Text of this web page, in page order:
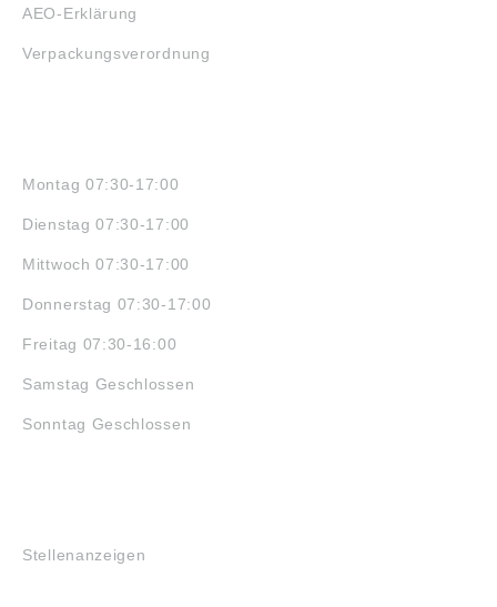
AEO-Erklärung
Verpackungsverordnung
Montag 07:30-17:00
Dienstag 07:30-17:00
Mittwoch 07:30-17:00
Donnerstag 07:30-17:00
Freitag 07:30-16:00
Samstag Geschlossen
Sonntag Geschlossen
Stellenanzeigen